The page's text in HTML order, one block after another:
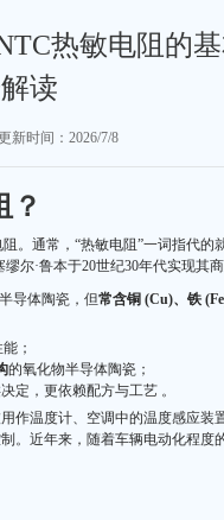
热敏电阻的
读
新时间：2026/7/8
？
阻。通常，“热敏电阻”一词指代的
尔·鲁本于20世纪30年代实现其商
导体陶瓷，但常含铜 (Cu)、铁
；
的氧化物半导体陶瓷；
定，更依赖配方与工艺 。
作温度计、空调中的温度感应装
。近年来，随着车辆电动化程度